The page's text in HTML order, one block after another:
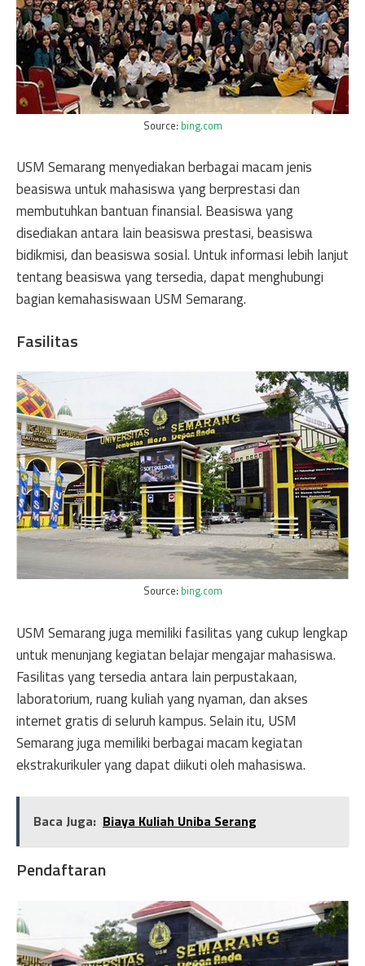
Source: bing.com
USM Semarang menyediakan berbagai macam jenis
beasiswa untuk mahasiswa yang berprestasi dan
membutuhkan bantuan finansial. Beasiswa yang
disediakan antara lain beasiswa prestasi, beasiswa
bidikmisi, dan beasiswa sosial. Untuk informasi lebih lanjut
tentang beasiswa yang tersedia, dapat menghubungi
bagian kemahasiswaan USM Semarang.
Fasilitas
Source: bing.com
USM Semarang juga memiliki fasilitas yang cukup lengkap
untuk menunjang kegiatan belajar mengajar mahasiswa.
Fasilitas yang tersedia antara lain perpustakaan,
laboratorium, ruang kuliah yang nyaman, dan akses
internet gratis di seluruh kampus. Selain itu, USM
Semarang juga memiliki berbagai macam kegiatan
ekstrakurikuler yang dapat diikuti oleh mahasiswa.
Baca Juga: Biaya Kuliah Uniba Serang
Pendaftaran